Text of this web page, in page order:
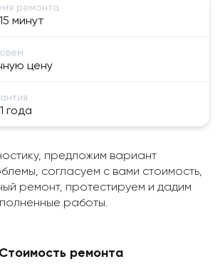
ремонта
минут
цену
года
предложим вариант
согласуем с вами стоимость,
ремонт, протестируем и дадим
работы.
Стоимость ремонта